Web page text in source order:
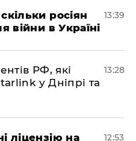
росіян
війни в Україні
13:39
РФ, які
у Дніпрі та
13:28
ліцензію на
12:53